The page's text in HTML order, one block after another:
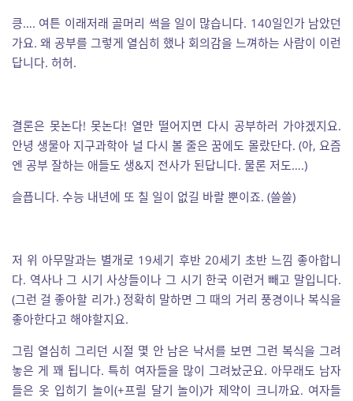
킁…. 여튼 이래저래 골머리 썩을 일이 많습니다. 140일인가 남았던
가요. 왜 공부를 그렇게 열심히 했나 회의감을 느껴하는 사람이 이런
답니다. 허허.
결론은 못논다! 못논다! 열만 떨어지면 다시 공부하러 가야겠지요.
안녕 생물아 지구과학아 널 다시 볼 줄은 꿈에도 몰랐단다. (아, 요즘
엔 공부 잘하는 애들도 생&지 전사가 된답니다. 물론 저도….)
슬픕니다. 수능 내년에 또 칠 일이 없길 바랄 뿐이죠. (쓸쓸)
저 위 아무말과는 별개로 19세기 후반 20세기 초반 느낌 좋아합니
다. 역사나 그 시기 사상들이나 그 시기 한국 이런거 빼고 말입니다.
(그런 걸 좋아할 리가.) 정확히 말하면 그 때의 거리 풍경이나 복식을
좋아한다고 해야할지요.
그림 열심히 그리던 시절 몇 안 남은 낙서를 보면 그런 복식을 그려
놓은 게 꽤 됩니다. 특히 여자들을 많이 그려놨군요. 아무래도 남자
들은 옷 입히기 놀이(+프릴 달기 놀이)가 제약이 크니까요. 여자들